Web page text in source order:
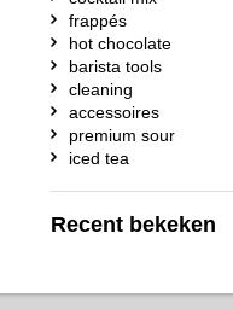
frappés
hot chocolate
barista tools
cleaning
accessoires
premium sour
iced tea
Recent bekeken